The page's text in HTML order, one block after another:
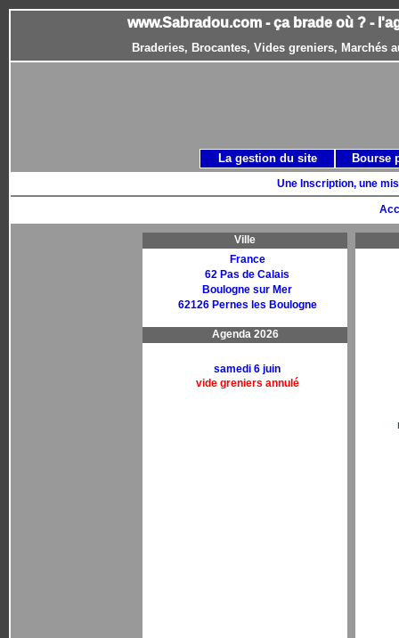
www.Sabradou.com - ça brade où ? -
Braderies, Brocantes, Vides greniers, Marchés
Une Inscription, une
Ville
France
62 Pas de Calais
Boulogne sur Mer
62126 Pernes les Boulogne
Agenda 2026
samedi 6 juin
vide greniers annulé
La gestion du site Bourse